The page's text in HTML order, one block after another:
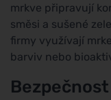
mrkve připravují
směsi a sušené
firmy využívají
barviv nebo